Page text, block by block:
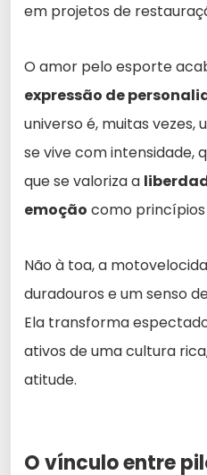
em projetos de
O amor pelo esporte
expressão de
universo é, muitas vezes,
se vive com intensidade,
que se valoriza a
emoção como princípios
Não à toa, a
duradouros e um senso
Ela transforma
ativos de uma cultura
atitude.
O vínculo entre